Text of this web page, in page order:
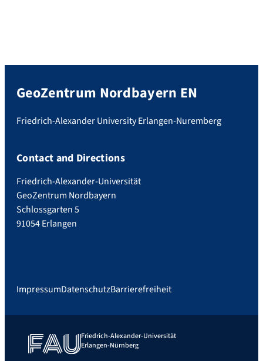
GeoZentrum Nordbayern EN
Friedrich-Alexander University Erlangen-Nuremberg
Contact and Directions
Friedrich-Alexander-Universität
GeoZentrum Nordbayern
Schlossgarten 5
91054 Erlangen
ImpressumDatenschutzBarrierefreiheit
Friedrich-Alexander-Universität
Erlangen-Nürnberg